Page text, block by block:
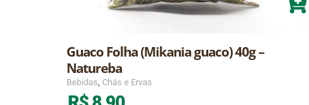
Guaco Folha (Mikania guaco) 40g –
Natureba
Bebidas Chás e Ervas